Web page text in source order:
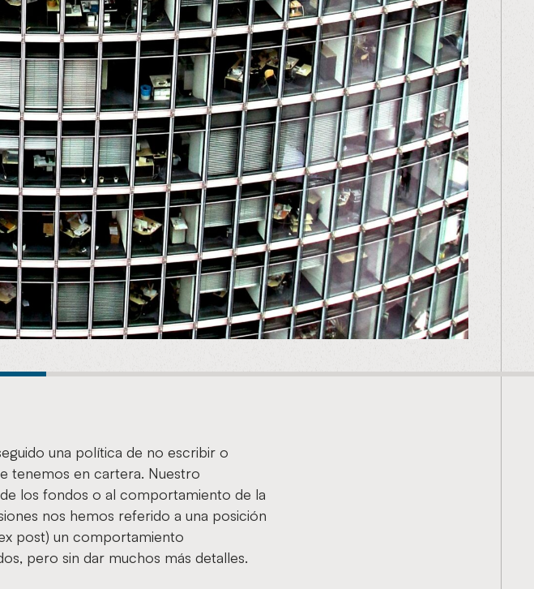
una política de no escribir o
tenemos en cartera. Nuestro
los fondos o al comportamiento de la
nos hemos referido a una posición
post) un comportamiento
pero sin dar muchos más detalles.